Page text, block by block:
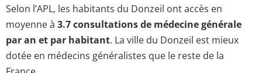
Selon l’APL, les habitants du Donzeil ont accès en
moyenne à 3.7 consultations de médecine générale
par an et par habitant. La ville du Donzeil est mieux
dotée en médecins généralistes que le reste de la